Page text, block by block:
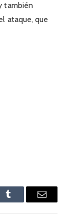
también
ataque, que
Tumblr Email